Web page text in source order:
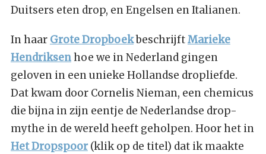
Duitsers eten drop, en Engelsen en Italianen.
In haar Grote DropboekbeschrijftMarieke
Hendriksenhoe we in Nederland gingen
geloven in een unieke Hollandse dropliefde.
Dat kwam door Cornelis Nieman, een chemicus
die bijna in zijn eentje de Nederlandse drop-
mythe in de wereld heeft geholpen. Hoor het in
Het Dropspoor(klik op de titel) dat ik maakte